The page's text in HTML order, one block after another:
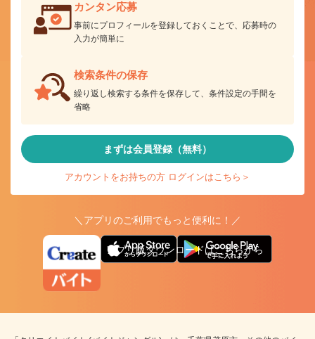
カンタン応募
事前にプロフィールを登録しておくことで、応募時の
入力が簡単に
検索条件の保存
繰り返し検索する条件を保存して、条件設定の手間を
省略
まずは会員登録（無料）
アカウントをお持ちの方 ログインはこちら＞
＼アプリのご利用でもっと便利に！／
アプリ版ダウンロードはこちらから